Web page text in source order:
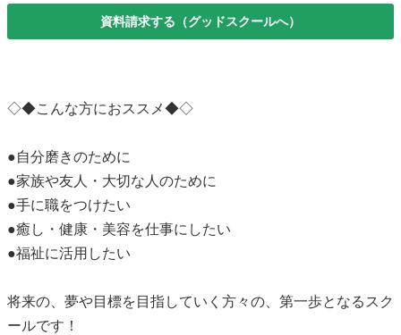
資料請求する（グッドスクールへ）
◇◆こんな方におススメ◆◇
●自分磨きのために
●家族や友人・大切な人のために
●手に職をつけたい
●癒し・健康・美容を仕事にしたい
●福祉に活用したい
将来の、夢や目標を目指していく方々の、第一歩となるスク
ールです！